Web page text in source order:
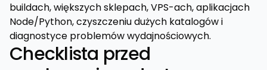
buildach, większych sklepach, VPS-ach, aplikacjach
Node/Python, czyszczeniu dużych katalogów i
diagnostyce problemów wydajnościowych.
Checklista przed